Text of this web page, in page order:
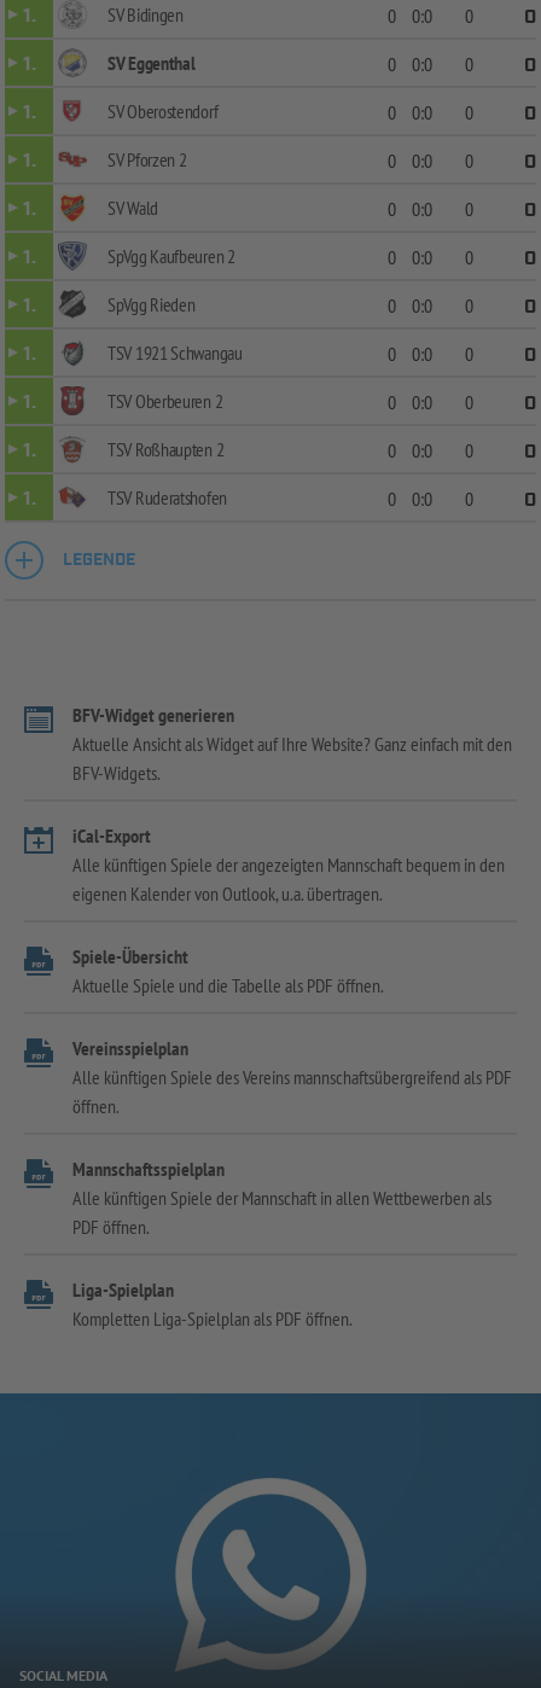
1.
SV Bidingen 0 0:0 0
0
1.
SV Eggenthal 0 0:0 0
0
1.
SV Oberostendorf 0 0:0 0
0
1.
SV Pforzen 2 0 0:0 0
0
1.
SV Wald 0 0:0 0
0
1.
SpVgg Kaufbeuren 2 0 0:0 0
0
1.
SpVgg Rieden 0 0:0 0
0
1.
TSV 1921 Schwangau 0 0:0 0
0
1.
TSV Oberbeuren 2 0 0:0 0
0
1.
TSV Roßhaupten 2 0 0:0 0
0
1.
TSV Ruderatshofen 0 0:0 0 0
LEGENDE
BFV-Widget generieren
Aktuelle Ansicht als Widget auf Ihre Website? Ganz einfach mit den
BFV-Widgets.
iCal-Export
Alle künftigen Spiele der angezeigten Mannschaft bequem in den
eigenen Kalender von Outlook, u.a. übertragen.
Spiele-Übersicht
Aktuelle Spiele und die Tabelle als PDF öffnen.
Vereinsspielplan
Alle künftigen Spiele des Vereins mannschaftsübergreifend als PDF
öffnen.
Mannschaftsspielplan
Alle künftigen Spiele der Mannschaft in allen Wettbewerben als
PDF öffnen.
Liga-Spielplan
Kompletten Liga-Spielplan als PDF öffnen.
SOCIAL MEDIA